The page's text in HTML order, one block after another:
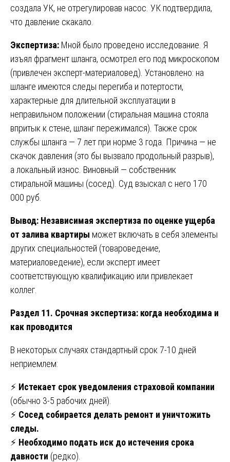
создала УК, не отрегулировав насос. УК подтвердила,
что давление скакало.
Экспертиза: Мной было проведено исследование. Я
изъял фрагмент шланга, осмотрел его под микроскопом
(привлечен эксперт-материаловед). Установлено: на
шланге имеются следы перегиба и потертости,
характерные для длительной эксплуатации в
неправильном положении (стиральная машина стояла
впритык к стене, шланг пережимался). Также срок
службы шланга — 7 лет при норме 3 года. Причина — не
скачок давления (это бы вызвало продольный разрыв),
а локальный износ. Виновный — собственник
стиральной машины (сосед). Суд взыскал с него 170
000 руб.
Вывод: Независимая экспертиза по оценке ущерба
от залива квартиры может включать в себя элементы
других специальностей (товароведение,
материаловедение), если эксперт имеет
соответствующую квалификацию или привлекает
коллег.
Раздел 11. Срочная экспертиза: когда необходима и
как проводится
В некоторых случаях стандартный срок 7-10 дней
неприемлем:
⚡ Истекает срок уведомления страховой компании
(обычно 3-5 рабочих дней).
⚡ Сосед собирается делать ремонт и уничтожить
следы.
⚡ Необходимо подать иск до истечения срока
давности (редко).